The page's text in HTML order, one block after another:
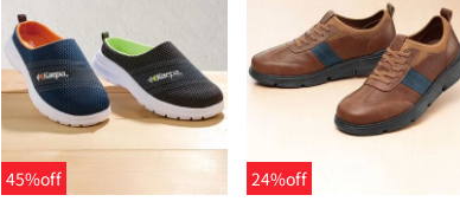
45%off 24%off